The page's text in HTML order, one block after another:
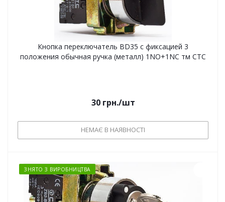
Кнопка переключатель BD35 с фиксацией 3
положения обычная ручка (металл) 1NO+1NC тм СТС
30грн./шт
НЕМАЄ В НАЯВНОСТІ
ЗНЯТО З ВИРОБНИЦТВА